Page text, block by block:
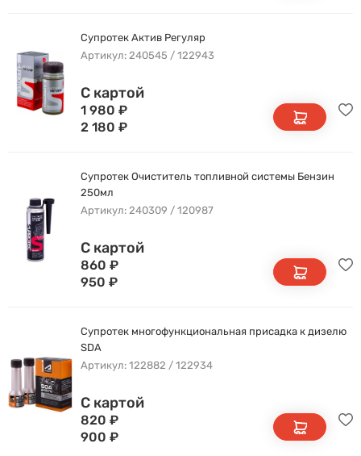
Супротек Актив Регуляр
Артикул: 240545 / 122943
С картой
1 980 ₽
2 180 ₽
Супротек Очиститель топливной системы Бензин
250мл
Артикул: 240309 / 120987
С картой
860 ₽
950 ₽
Супротек многофункциональная присадка к дизелю
SDA
Артикул: 122882 / 122934
С картой
820 ₽
900 ₽